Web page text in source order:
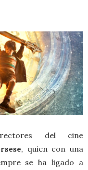
del cine
, quien con una
se ha ligado a